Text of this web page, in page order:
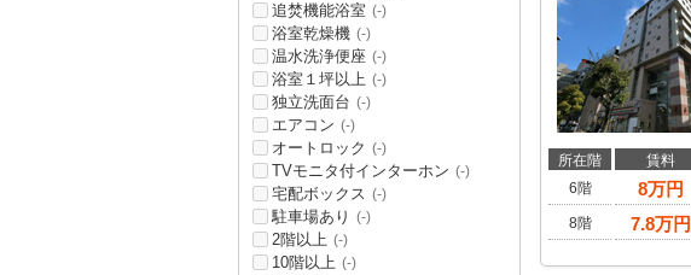
所在階 賃料
6階
8万円
8階
7.8万円
追焚機能浴室 (-)
浴室乾燥機 (-)
温水洗浄便座 (-)
浴室１坪以上 (-)
独立洗面台 (-)
エアコン (-)
オートロック (-)
TVモニタ付インターホン (-)
宅配ボックス (-)
駐車場あり (-)
2階以上 (-)
10階以上 (-)